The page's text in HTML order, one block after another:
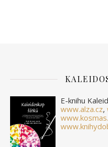
E-knihu
www.alza.cz,